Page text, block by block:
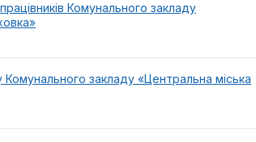
Комунального закладу
закладу «Центральна міська